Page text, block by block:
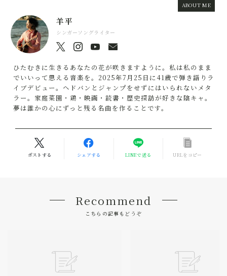
ABOUT ME
羊平
シンガーソングライター
ひたむきに生きるあなたの花が咲きますように。私は私のまま
でいいって思える音楽を。2025年7月25日に41歳で弾き語りラ
イブデビュー。ヘドバンとジャンプをせずにはいられないメタ
ラー。家庭菜園・鶏・映画・読書・歴史探訪が好きな陰キャ。
夢は誰かの心にずっと残る名曲を作ることです。
ポストする シェアする LINEで送る URLをコピー
Recommend
こちらの記事もどうぞ